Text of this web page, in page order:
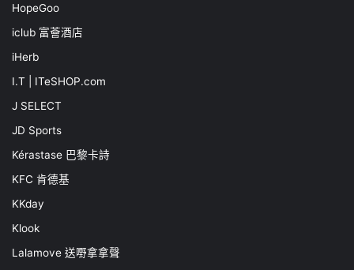
HopeGoo
iclub 富薈酒店
iHerb
I.T | ITeSHOP.com
J SELECT
JD Sports
Kérastase 巴黎卡詩
KFC 肯德基
KKday
Klook
Lalamove 送嘢拿拿聲